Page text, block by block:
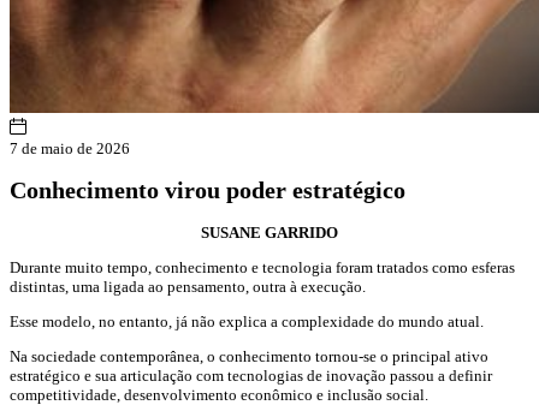
7 de maio de 2026
Conhecimento virou poder estratégico
SUSANE GARRIDO
Durante muito tempo, conhecimento e tecnologia foram tratados como esferas
distintas, uma ligada ao pensamento, outra à execução.
Esse modelo, no entanto, já não explica a complexidade do mundo atual.
Na sociedade contemporânea, o conhecimento tornou-se o principal ativo
estratégico e sua articulação com tecnologias de inovação passou a definir
competitividade, desenvolvimento econômico e inclusão social.